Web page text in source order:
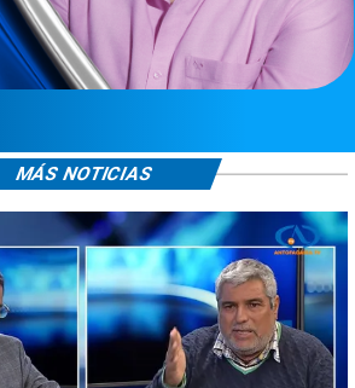
MÁS NOTICIAS